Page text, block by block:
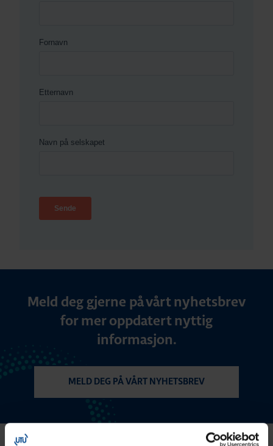
Meld deg gjerne på vårt nyhetsbrev
for mer oppdatert nyttig
informasjon.
MELD DEG PÅ VÅRT NYHETSBREV